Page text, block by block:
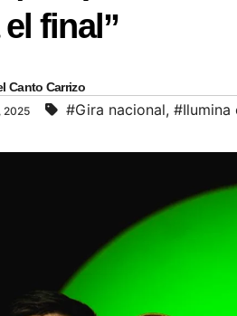
final”
Canto Carrizo
2025 #Gira nacional, #Ilumina